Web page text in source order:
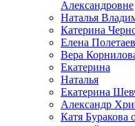
Александровне
Наталья
Катерина
Елена
Вера
Екатерина
Наталья
Екатерина
Александр
Катя Буракова